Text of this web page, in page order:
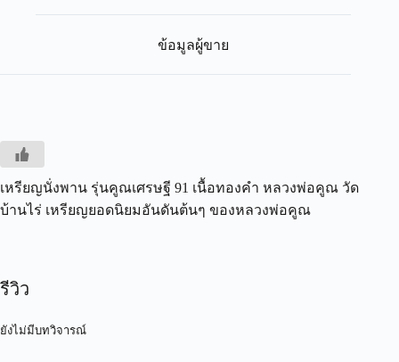
ข้อมูลผู้ขาย
เหรียญนั่งพาน รุ่นคูณเศรษฐี 91 เนื้อทองคำ หลวงพ่อคูณ วัด
บ้านไร่ เหรียญยอดนิยมอันดันต้นๆ ของหลวงพ่อคูณ
รีวิว
ยังไม่มีบทวิจารณ์